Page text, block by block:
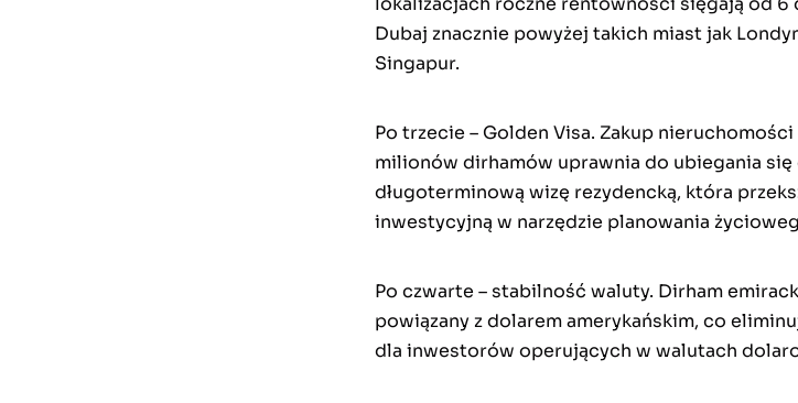
Dubaj znacznie powyżej takich miast jak
Singapur.
Po trzecie – Golden Visa. Zakup
milionów dirhamów uprawnia do ubiegania się
długoterminową wizę rezydencką, która
inwestycyjną w narzędzie planowania
Po czwarte – stabilność waluty. Dirham
powiązany z dolarem amerykańskim, co
dla inwestorów operujących w walutach